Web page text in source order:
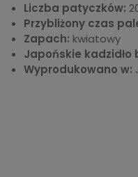
Liczba patyczków:
Przybliżony czas
Zapach: kwiatowy
Japońskie
Wyprodukowano w: